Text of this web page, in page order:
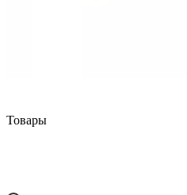
Товары